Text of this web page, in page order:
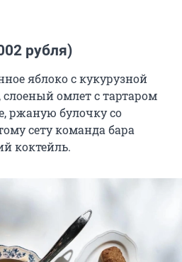
рубля)
яблоко с кукурузной
омлет с тартаром
ржаную булочку со
сету команда бара
коктейль.